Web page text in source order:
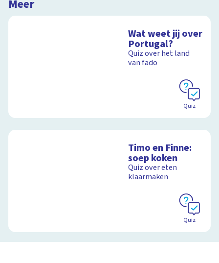
Meer
Wat weet jij over
Portugal?
Quiz over het land
van fado
Quiz
Timo en Finne:
soep koken
Quiz over eten
klaarmaken
Quiz